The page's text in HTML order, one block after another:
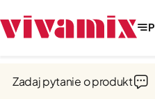
Kubki i naczynia
Zadaj pytanie o produkt